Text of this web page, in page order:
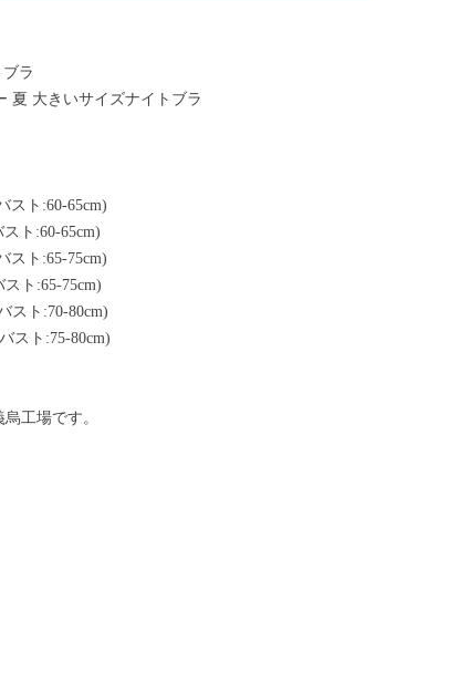
ラ
夏 大きいサイズナイトブラ
ト:60-65cm)
ト:60-65cm)
スト:65-75cm)
ト:65-75cm)
スト:70-80cm)
スト:75-80cm)
工場です。